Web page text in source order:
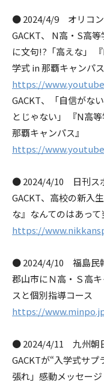
● 2024/4/9 オリコン
GACKT、 N高・S高
に文句!?「高えな」
学式 in 那覇キャンパス
https://
GACKT、「自信がな
とじゃない」 『N高
那覇キャンパス』
https://
● 2024/4/10 日刊ス
GACKT、高校の新入
な』なんてのはあって
https://
● 2024/4/10 福島民
郡山市にＮ高・Ｓ高
スと個別指導コース
https://
● 2024/4/11 九州朝
GACKTが“入学式サ
張れ」感動メッセージ